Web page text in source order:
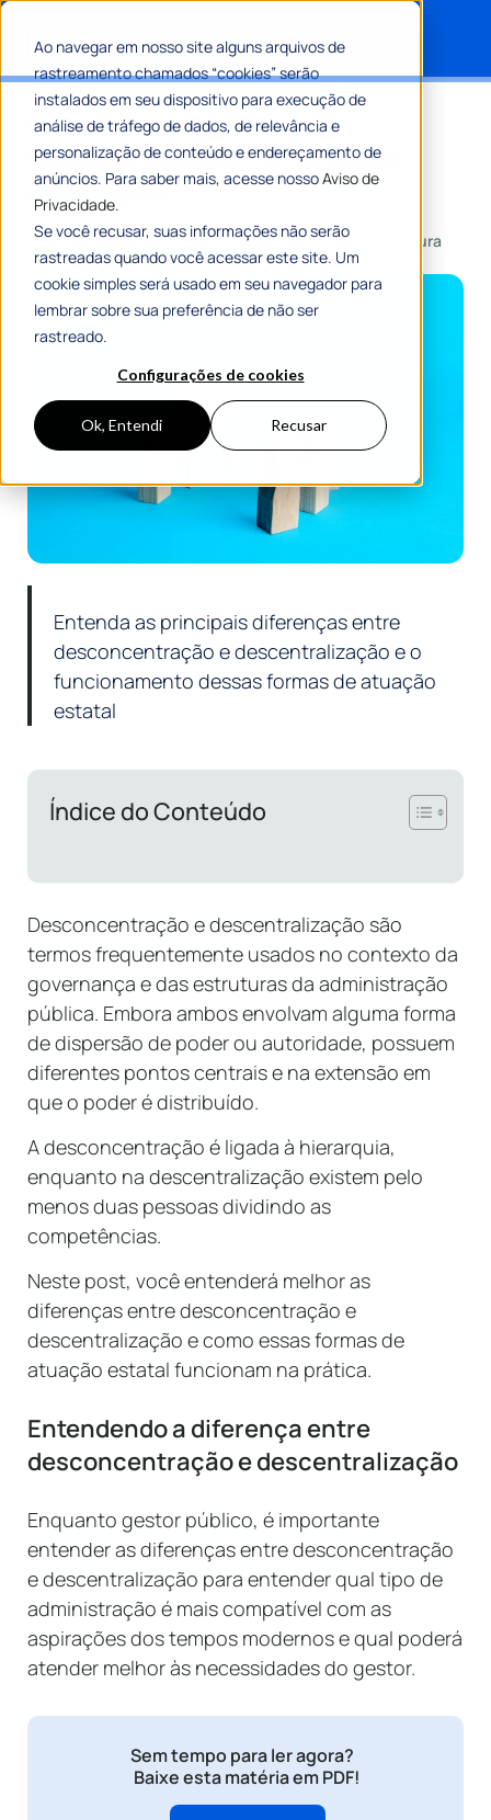
Ao navegar em nosso site alguns arquivos de
rastreamento chamados “cookies” serão
instalados em seu dispositivo para execução de
análise de tráfego de dados, de relevância e
personalização de conteúdo e endereçamento de
anúncios. Para saber mais, acesse nossoAviso de
Privacidade.
Se você recusar, suas informações não serão
rastreadas quando você acessar este site. Um
cookie simples será usado em seu navegador para
lembrar sobre sua preferência de não ser
rastreado.
Configurações de cookies
Ok, Entendi Recusar
Desconcentração e
descentralização: entenda as
diferenças!
Por Flávia Resende 24 Julho 2024 6 Min De Leitura
Entenda as principais diferenças entre
desconcentração e descentralização e o
funcionamento dessas formas de atuação
estatal
Índice do Conteúdo
Desconcentração e descentralização são
termos frequentemente usados no contexto da
governança e das estruturas da administração
pública. Embora ambos envolvam alguma forma
de dispersão de poder ou autoridade, possuem
diferentes pontos centrais e na extensão em
que o poder é distribuído.
A desconcentração é ligada à hierarquia,
enquanto na descentralização existem pelo
menos duas pessoas dividindo as
competências.
Neste post, você entenderá melhor as
diferenças entre desconcentração e
descentralização e como essas formas de
atuação estatal funcionam na prática.
Entendendo a diferença entre
desconcentração e descentralização
Enquanto gestor público, é importante
entender as diferenças entre desconcentração
e descentralização para entender qual tipo de
administração é mais compatível com as
aspirações dos tempos modernos e qual poderá
atender melhor às necessidades do gestor.
Sem tempo para ler agora?
Baixe esta matéria em PDF!